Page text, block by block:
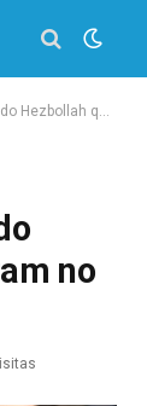
explodiram no Líbano
no